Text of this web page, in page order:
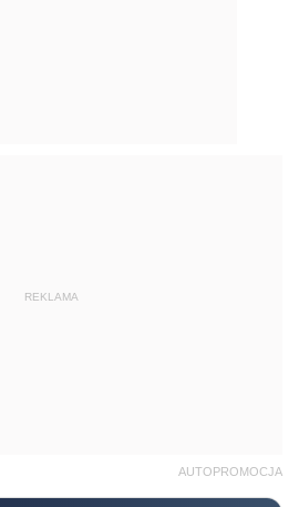
REKLAMA
AUTOPROMOCJA